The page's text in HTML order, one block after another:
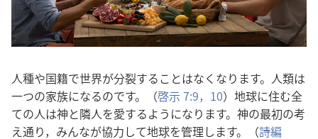
人種や国籍で世界が分裂することはなくなります。人類は
一つの家族になるのです。（啓示 7:9，10）地球に住む全
ての人は神と隣人を愛するようになります。神の最初の考
え通り，みんなが協力して地球を管理します。（詩編